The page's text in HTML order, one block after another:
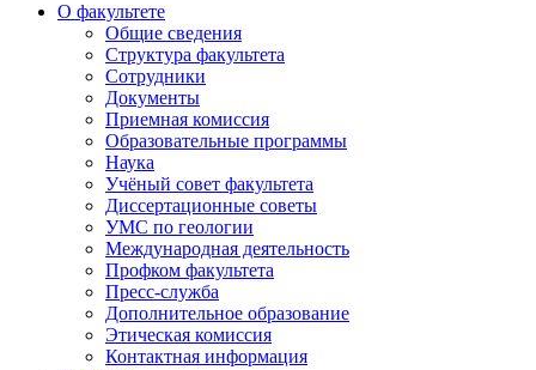
О факультете
Общие сведения
Структура факультета
Сотрудники
Документы
Приемная комиссия
Образовательные программы
Наука
Учёный совет факультета
Диссертационные советы
УМС по геологии
Международная деятельность
Профком факультета
Пресс-служба
Дополнительное образование
Этическая комиссия
Контактная информация